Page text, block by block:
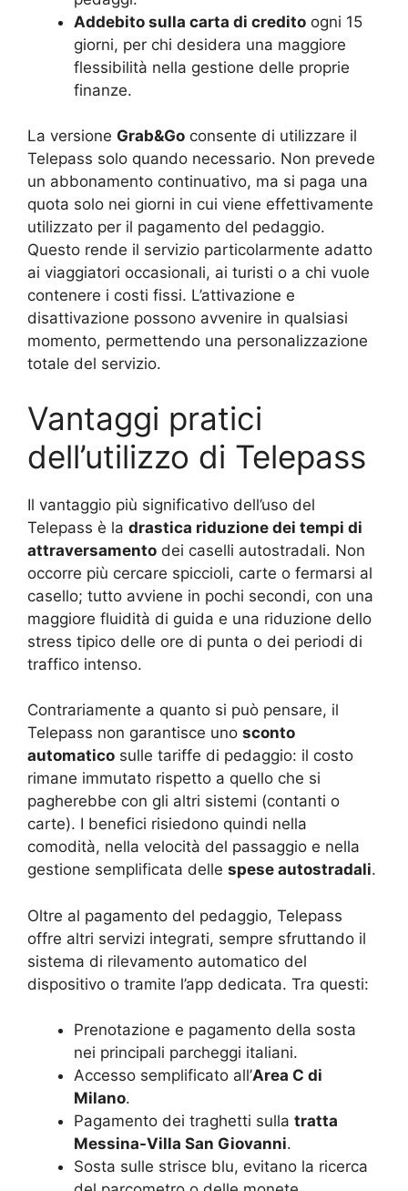
Addebito sulla carta di credito ogni 15
giorni, per chi desidera una maggiore
flessibilità nella gestione delle proprie
finanze.
La versione Grab&Go consente di utilizzare il
Telepass solo quando necessario. Non prevede
un abbonamento continuativo, ma si paga una
quota solo nei giorni in cui viene effettivamente
utilizzato per il pagamento del pedaggio.
Questo rende il servizio particolarmente adatto
ai viaggiatori occasionali, ai turisti o a chi vuole
contenere i costi fissi. L’attivazione e
disattivazione possono avvenire in qualsiasi
momento, permettendo una personalizzazione
totale del servizio.
Vantaggi pratici
dell’utilizzo di Telepass
Il vantaggio più significativo dell’uso del
Telepass è la drastica riduzione dei tempi di
attraversamento dei caselli autostradali. Non
occorre più cercare spiccioli, carte o fermarsi al
casello; tutto avviene in pochi secondi, con una
maggiore fluidità di guida e una riduzione dello
stress tipico delle ore di punta o dei periodi di
traffico intenso.
Contrariamente a quanto si può pensare, il
Telepass non garantisce uno sconto
automatico sulle tariffe di pedaggio: il costo
rimane immutato rispetto a quello che si
pagherebbe con gli altri sistemi (contanti o
carte). I benefici risiedono quindi nella
comodità, nella velocità del passaggio e nella
gestione semplificata delle spese autostradali.
Oltre al pagamento del pedaggio, Telepass
offre altri servizi integrati, sempre sfruttando il
sistema di rilevamento automatico del
dispositivo o tramite l’app dedicata. Tra questi:
Prenotazione e pagamento della sosta
nei principali parcheggi italiani.
Accesso semplificato all’Area C di
Milano.
Pagamento dei traghetti sulla tratta
Messina-Villa San Giovanni.
Sosta sulle strisce blu, evitano la ricerca